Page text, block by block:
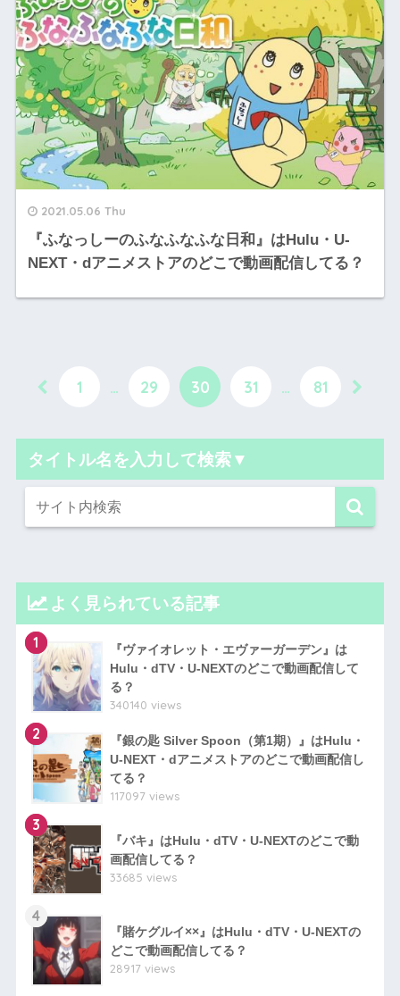
2021.05.06 Thu
『ふなっしーのふなふなふな日和』はHulu・U-
NEXT・dアニメストアのどこで動画配信してる？
1 … 29 30 31 … 81
タイトル名を入力して検索▼
よく見られている記事
1
『ヴァイオレット・エヴァーガーデン』は
Hulu・dTV・U-NEXTのどこで動画配信して
る？
340140 views
2
『銀の匙 Silver Spoon（第1期）』はHulu・
U-NEXT・dアニメストアのどこで動画配信し
てる？
117097 views
3
『バキ』はHulu・dTV・U-NEXTのどこで動
画配信してる？
33685 views
4
『賭ケグルイ××』はHulu・dTV・U-NEXTの
どこで動画配信してる？
28917 views